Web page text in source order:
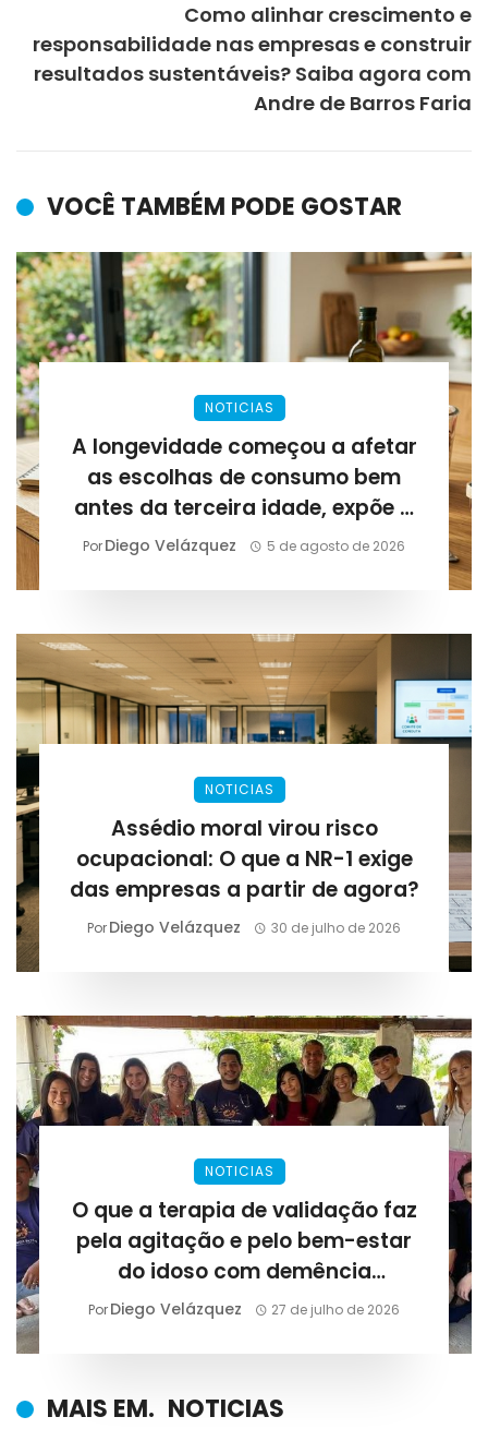
Como alinhar crescimento e
responsabilidade nas empresas e construir
resultados sustentáveis? Saiba agora com
Andre de Barros Faria
VOCÊ TAMBÉM PODE GOSTAR
NOTICIAS
A longevidade começou a afetar
as escolhas de consumo bem
antes da terceira idade, expõe a
Lirius Suplementos
PorDiego Velázquez 5 de agosto de 2026
NOTICIAS
Assédio moral virou risco
ocupacional: O que a NR-1 exige
das empresas a partir de agora?
PorDiego Velázquez 30 de julho de 2026
NOTICIAS
O que a terapia de validação faz
pela agitação e pelo bem-estar
do idoso com demência
avançada?
PorDiego Velázquez 27 de julho de 2026
MAIS EM. NOTICIAS